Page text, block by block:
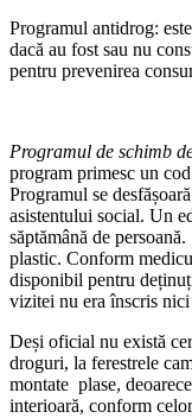
Programul antidrog:
dacă au fost sau nu
pentru prevenirea
Programul de schimb
program primesc un
Programul se
asistentului social. Un
săptămână de
plastic. Conform
disponibil pentru
vizitei nu era înscris
Deși oficial nu există
droguri, la ferestrele
montate plase,
interioară, conform